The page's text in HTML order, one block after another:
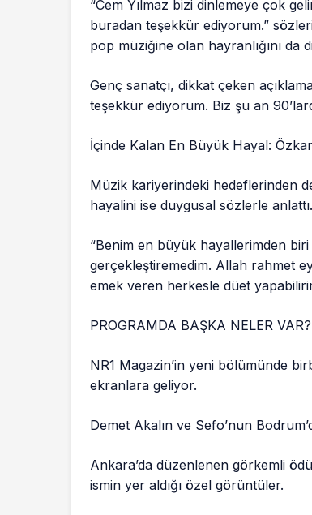
“Cem Yılmaz bizi dinlemeye çok
buradan teşekkür ediyorum.”
pop müziğine olan hayranlığını da
Genç sanatçı, dikkat çeken
teşekkür ediyorum. Biz şu an
İçinde Kalan En Büyük Hayal:
Müzik kariyerindeki hedeflerinden
hayalini ise duygusal sözlerle anlattı.
“Benim en büyük hayallerimden
gerçekleştiremedim. Allah rahmet
emek veren herkesle düet
PROGRAMDA BAŞKA NELER VAR?
NR1 Magazin’in yeni bölümünde
ekranlara geliyor.
Demet Akalın ve Sefo’nun
Ankara’da düzenlenen görkemli
ismin yer aldığı özel görüntüler.